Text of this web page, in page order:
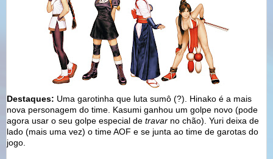
Destaques: Uma garotinha que luta sumô (?). Hinako é a mais
nova personagem do time. Kasumi ganhou um golpe novo (pode
agora usar o seu golpe especial de travar no chão). Yuri deixa de
lado (mais uma vez) o time AOF e se junta ao time de garotas do
jogo.